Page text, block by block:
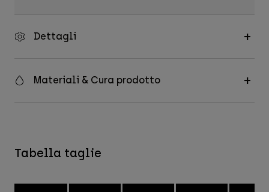
Dettagli
Materiali & Cura prodotto
Tabella taglie